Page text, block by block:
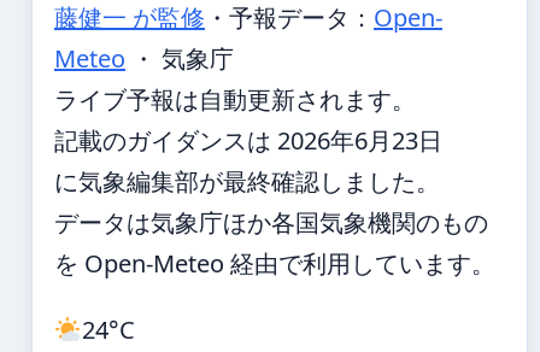
藤健一 が監修 ・ 予報データ： Open-
Meteo ・ 気象庁
ライブ予報は自動更新されます。
記載のガイダンスは 2026年6月23日
に気象編集部が最終確認しました。
データは気象庁ほか各国気象機関のもの
を Open-Meteo 経由で利用しています。
24°C